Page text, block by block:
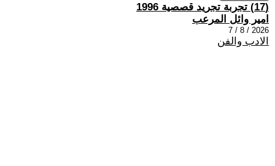
(17) تجربة تجريد قصصية 1996
امير وائل المرعب
2026 / 8 / 7
الادب والفن